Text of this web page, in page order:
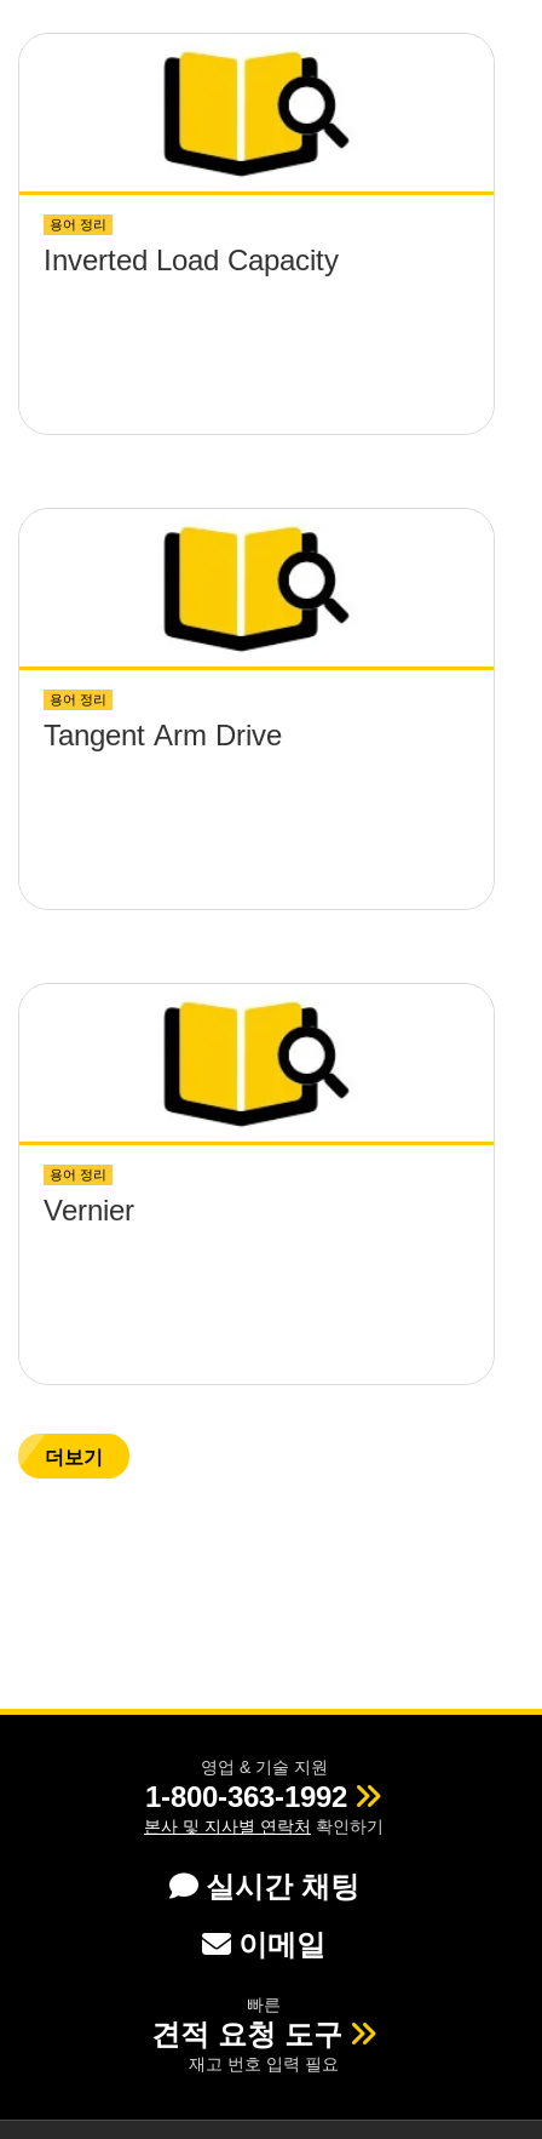
용어 정리
Inverted Load Capacity
용어 정리
Tangent Arm Drive
용어 정리
Vernier
더보기
영업 & 기술 지원
1-800-363-1992
본사 및 지사별 연락처 확인하기
실시간 채팅
이메일
빠른
견적 요청 도구
재고 번호 입력 필요